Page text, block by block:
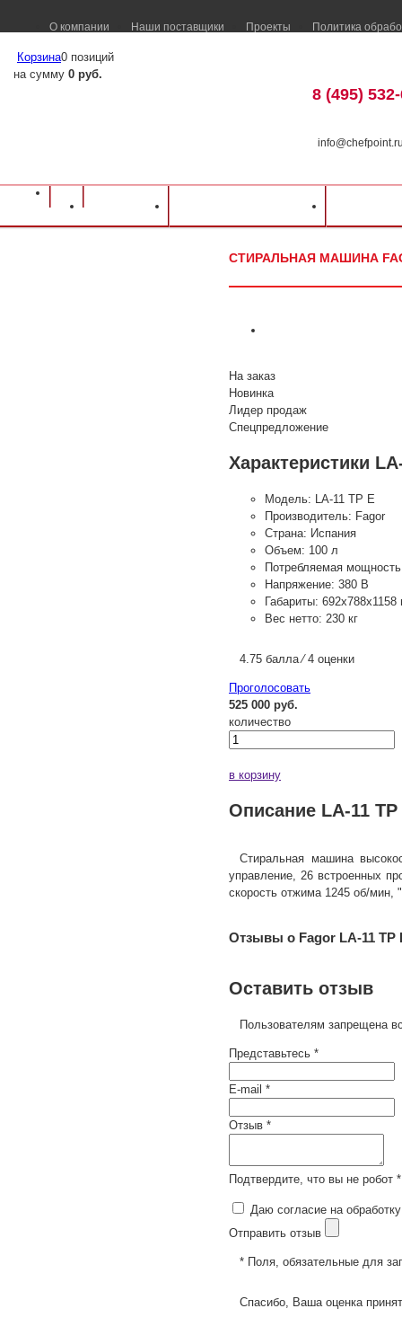
О компании Наши поставщики Проекты Политика
Корзина0 позиций
на сумму 0 руб.
8 (495)
Оборудование для ресторанов и кафе
СТИРАЛЬНАЯ МАШИНА
На заказ
Новинка
Лидер продаж
Спецпредложение
Характеристики
Модель: LA-11 TP E
Производитель: Fagor
Страна: Испания
Объем: 100 л
Потребляемая
Напряжение: 380 В
Габариты:
Вес нетто: 230 кг
4.75 балла ⁄ 4 оценки
Проголосовать
525 000 руб.
количество
в корзину
Описание LA-11 TP
Стиральная машина
управление, 26 встроенных
скорость отжима 1245 об/
Отзывы о Fagor LA-11 TP
Оставить отзыв
Пользователям запрещена
Представьтесь *
E-mail *
Отзыв *
Подтвердите, что вы не робот *
Даю согласие на
Отправить отзыв
* Поля, обязательные для
Спасибо, Ваша оценка